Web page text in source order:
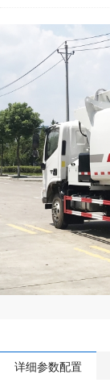
详细参数配置